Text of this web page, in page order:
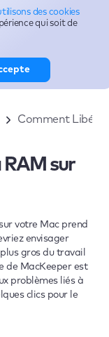
Comment
sur
votre Mac prend
envisager
gros du travail
de MacKeeper est
problèmes liés à
clics pour le
des cookies
qui soit de